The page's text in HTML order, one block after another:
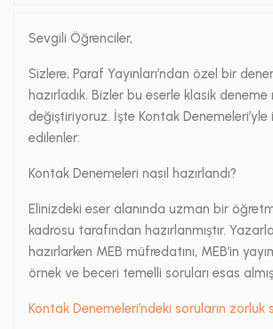
Sevgili Öğrenciler,
Sizlere, Paraf Yayınları’ndan özel bir
hazırladık. Bizler bu eserle klasik deneme
değiştiriyoruz. İşte Kontak Denemeleri’yle
edilenler:
Kontak Denemeleri nasıl hazırlandı?
Elinizdeki eser alanında uzman bir
kadrosu tarafından hazırlanmıştır.
hazırlarken MEB müfredatını, MEB’in
örnek ve beceri temelli soruları esas
Kontak Denemeleri’ndeki soruların zorluk